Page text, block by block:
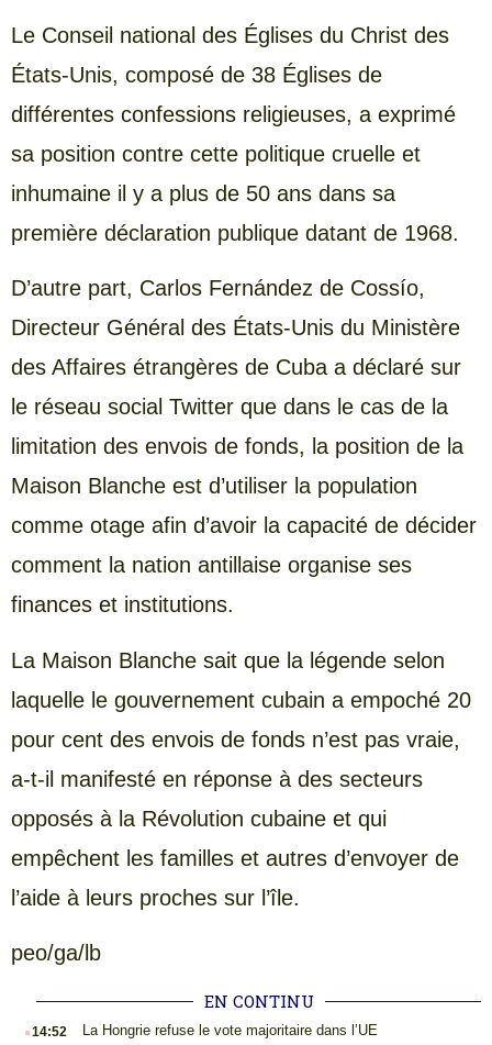
Le Conseil national des Églises du Christ des
États-Unis, composé de 38 Églises de
différentes confessions religieuses, a exprimé
sa position contre cette politique cruelle et
inhumaine il y a plus de 50 ans dans sa
première déclaration publique datant de 1968.
D’autre part, Carlos Fernández de Cossío,
Directeur Général des États-Unis du Ministère
des Affaires étrangères de Cuba a déclaré sur
le réseau social Twitter que dans le cas de la
limitation des envois de fonds, la position de la
Maison Blanche est d’utiliser la population
comme otage afin d’avoir la capacité de décider
comment la nation antillaise organise ses
finances et institutions.
La Maison Blanche sait que la légende selon
laquelle le gouvernement cubain a empoché 20
pour cent des envois de fonds n’est pas vraie,
a-t-il manifesté en réponse à des secteurs
opposés à la Révolution cubaine et qui
empêchent les familles et autres d’envoyer de
l’aide à leurs proches sur l’île.
peo/ga/lb
EN CONTINU
.14:52 La Hongrie refuse le vote majoritaire dans l’UE